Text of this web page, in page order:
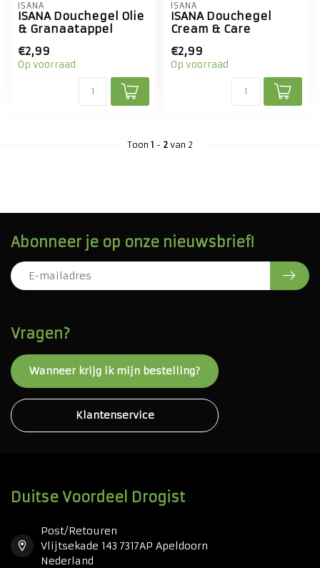
ISANA
ISANA Douchegel Olie
& Granaatappel
€2,99
Op voorraad
ISANA
ISANA Douchegel
Cream & Care
€2,99
Op voorraad
Toon 1 - 2van 2
Vragen?
Wanneer krijg ik mijn bestelling?
Klantenservice
Abonneer je op onze nieuwsbrief!
Duitse Voordeel Drogist
Post/Retouren
Vlijtsekade 143 7317AP Apeldoorn
Nederland